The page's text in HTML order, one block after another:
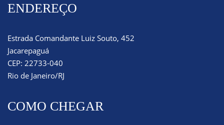
ENDEREÇO
Estrada Comandante Luiz Souto, 452
Jacarepaguá
CEP: 22733-040
Rio de Janeiro/RJ
COMO CHEGAR